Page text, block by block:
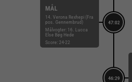
47:02
MÅL
14. Verona Rexhepi (Fra
pos. Gennembrud)
Målvogter: 16. Lucca
Else Bøg Hede
Score: 24-22
46:29